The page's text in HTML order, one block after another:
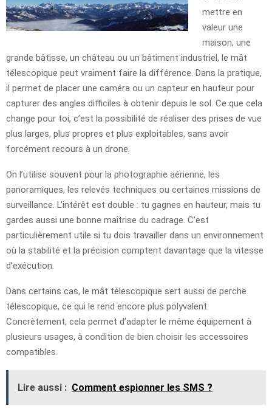
mettre en
valeur une
maison, une
grande bâtisse, un château ou un bâtiment industriel, le mât
télescopique peut vraiment faire la différence. Dans la pratique,
il permet de placer une caméra ou un capteur en hauteur pour
capturer des angles difficiles à obtenir depuis le sol. Ce que cela
change pour toi, c’est la possibilité de réaliser des prises de vue
plus larges, plus propres et plus exploitables, sans avoir
forcément recours à un drone.
On l’utilise souvent pour la photographie aérienne, les
panoramiques, les relevés techniques ou certaines missions de
surveillance. L’intérêt est double : tu gagnes en hauteur, mais tu
gardes aussi une bonne maîtrise du cadrage. C’est
particulièrement utile si tu dois travailler dans un environnement
où la stabilité et la précision comptent davantage que la vitesse
d’exécution.
Dans certains cas, le mât télescopique sert aussi de perche
télescopique, ce qui le rend encore plus polyvalent.
Concrètement, cela permet d’adapter le même équipement à
plusieurs usages, à condition de bien choisir les accessoires
compatibles.
Lire aussi : Comment espionner les SMS ?